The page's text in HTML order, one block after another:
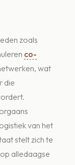
zoals
co-
wat
die
van het
stelt zich te
alledaagse